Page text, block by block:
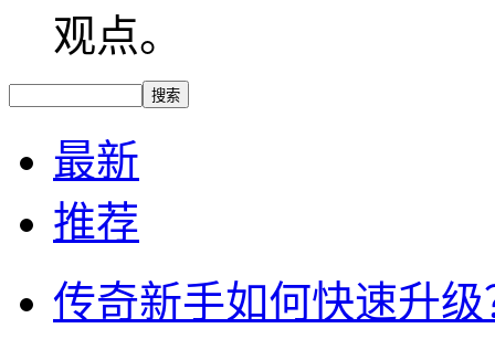
观点。
最新
推荐
传奇新手如何快速升